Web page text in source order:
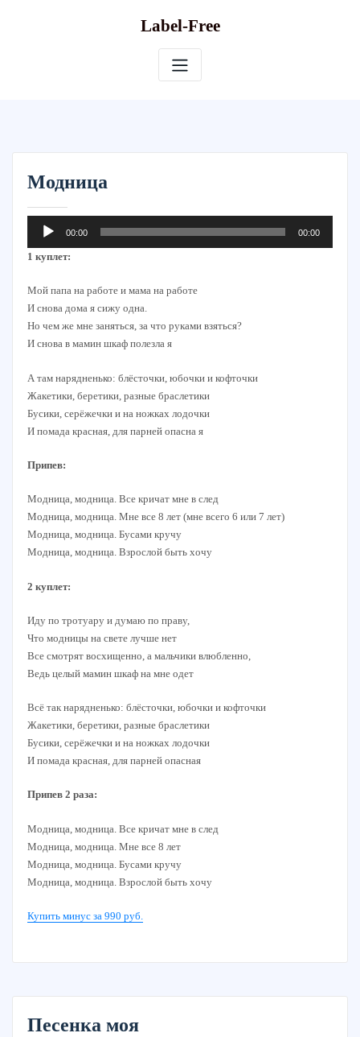
Label-Free
Модница
Аудиоплеер
00:00 00:00
1 куплет:
Мой папа на работе и мама на работе
И снова дома я сижу одна.
Но чем же мне заняться, за что руками взяться?
И снова в мамин шкаф полезла я
А там нарядненько: блёсточки, юбочки и кофточки
Жакетики, беретики, разные браслетики
Бусики, серёжечки и на ножках лодочки
И помада красная, для парней опасна я
Припев:
Модница, модница. Все кричат мне в след
Модница, модница. Мне все 8 лет (мне всего 6 или 7 лет)
Модница, модница. Бусами кручу
Модница, модница. Взрослой быть хочу
2 куплет:
Иду по тротуару и думаю по праву,
Что модницы на свете лучше нет
Все смотрят восхищенно, а мальчики влюбленно,
Ведь целый мамин шкаф на мне одет
Всё так нарядненько: блёсточки, юбочки и кофточки
Жакетики, беретики, разные браслетики
Бусики, серёжечки и на ножках лодочки
И помада красная, для парней опасная
Припев 2 раза:
Модница, модница. Все кричат мне в след
Модница, модница. Мне все 8 лет
Модница, модница. Бусами кручу
Модница, модница. Взрослой быть хочу
Купить минус за 990 руб.
Песенка моя